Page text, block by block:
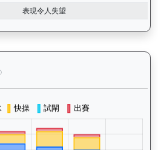
表現令人失望
愛馬善（H155）— 晨操及出賽紀錄圖表